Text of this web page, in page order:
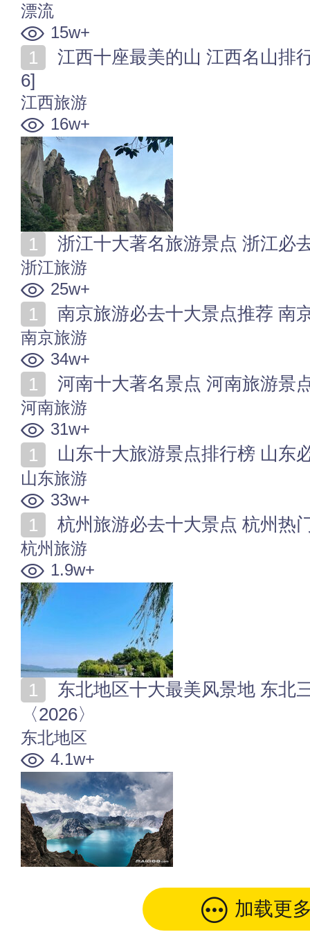
漂流
15w+
6]
江西旅游
16w+
浙江十大著名旅游景点 浙江必去
浙江旅游
25w+
南京旅游必去十大景点推荐 南京
南京旅游
34w+
河南十大著名景点 河南旅游景点排行榜
河南旅游
31w+
山东十大旅游景点排行榜 山东必去著
山东旅游
33w+
杭州旅游必去十大景点 杭州热
杭州旅游
1.9w+
〈2026〉
东北地区
4.1w+
加载更